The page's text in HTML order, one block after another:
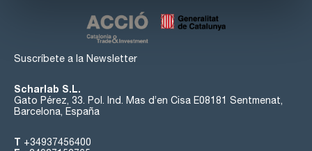
Suscríbete a la Newsletter
Scharlab S.L.
Gato Pérez, 33. Pol. Ind. Mas d’en Cisa E08181 Sentmenat,
Barcelona, España
T +34937456400